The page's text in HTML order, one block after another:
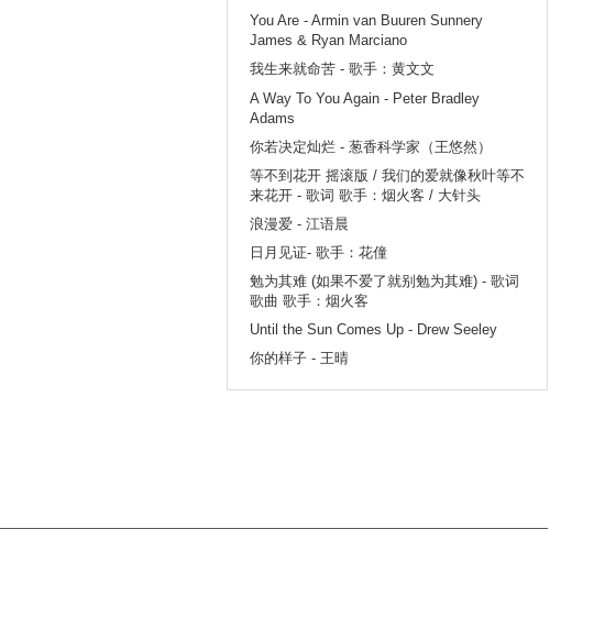
You Are - Armin van Buuren Sunnery
James & Ryan Marciano
我生来就命苦 - 歌手：黄文文
A Way To You Again - Peter Bradley
Adams
你若决定灿烂 - 葱香科学家（王悠然）
等不到花开 摇滚版 / 我们的爱就像秋叶等不
来花开 - 歌词 歌手：烟火客 / 大针头
浪漫爱 - 江语晨
日月见证- 歌手：花僮
勉为其难 (如果不爱了就别勉为其难) - 歌词
歌曲 歌手：烟火客
Until the Sun Comes Up - Drew Seeley
你的样子 - 王晴